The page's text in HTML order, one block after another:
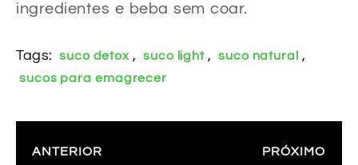
ingredientes e beba sem coar.
Tags: suco detox , suco light , suco natural ,
sucos para emagrecer
ANTERIOR PRÓXIMO